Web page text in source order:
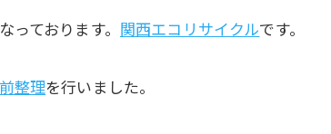
っております。 関西エコリサイクルです。
整理を行いました。